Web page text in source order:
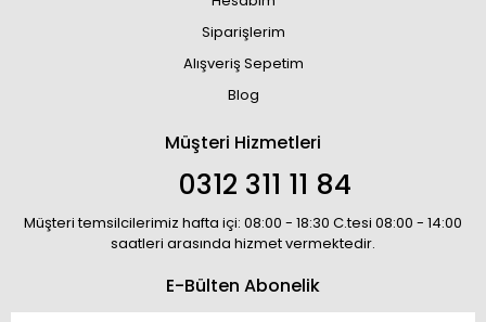
Siparişlerim
Alışveriş Sepetim
Blog
Müşteri Hizmetleri
0312 311 11 84
Müşteri temsilcilerimiz hafta içi: 08:00 - 18:30 C.tesi 08:00 - 14:00
saatleri arasında hizmet vermektedir.
E-Bülten Abonelik